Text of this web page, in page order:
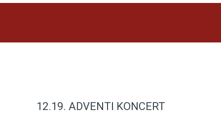
12.19. ADVENTI KONCERT